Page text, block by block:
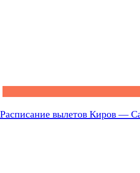
Расписание вылетов Киров —